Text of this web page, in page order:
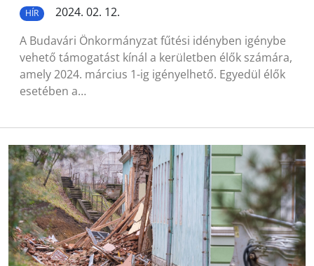
HÍR
2024. 02. 12.
A Budavári Önkormányzat fűtési idényben igénybe
vehető támogatást kínál a kerületben élők számára,
amely 2024. március 1-ig igényelhető. Egyedül élők
esetében a…